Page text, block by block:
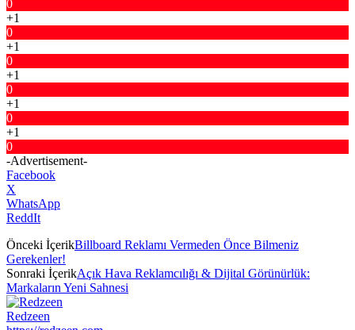
0
+1
0
+1
0
+1
0
+1
0
+1
0
-Advertisement-
Facebook
X
WhatsApp
ReddIt
Önceki İçerikBillboard Reklamı Vermeden Önce Bilmeniz
Gerekenler!
Sonraki İçerikAçık Hava Reklamcılığı & Dijital Görünürlük:
Markaların Yeni Sahnesi
Redzeen